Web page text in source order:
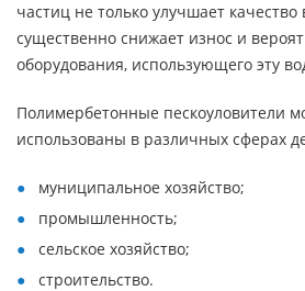
частиц не только улучшает
существенно снижает износ и
оборудования, использующего эту
Полимербетонные пескоуловители
использованы в различных сферах
муниципальное хозяйство;
промышленность;
сельское хозяйство;
строительство.